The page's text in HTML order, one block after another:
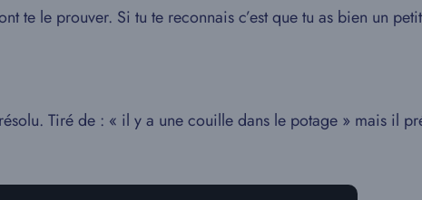
te le prouver. Si tu te reconnais c’est que tu as bien un
Tiré de : « il y a une couille dans le potage » mais il